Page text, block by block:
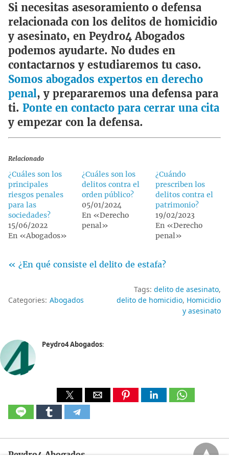
Si necesitas asesoramiento o defensa
relacionada con los delitos de homicidio
y asesinato, en Peydro4 Abogados
podemos ayudarte. No dudes en
contactarnos y estudiaremos tu caso.
Somos abogados expertos en derecho
penal, y prepararemos una defensa para
ti. Ponte en contacto para cerrar una cita
y empezar con la defensa.
Relacionado
¿Cuáles son los
principales
riesgos penales
para las
sociedades?
15/06/2022
En «Abogados»
¿Cuáles son los
delitos contra el
orden público?
05/01/2024
En «Derecho
penal»
¿Cuándo
prescriben los
delitos contra el
patrimonio?
19/02/2023
En «Derecho
penal»
« ¿En qué consiste el delito de estafa?
Categories: Abogados
Tags: delito de asesinato
delito de homicidio Homicidio
y asesinato
Peydro4 Abogados:
Peydro4 Abogados